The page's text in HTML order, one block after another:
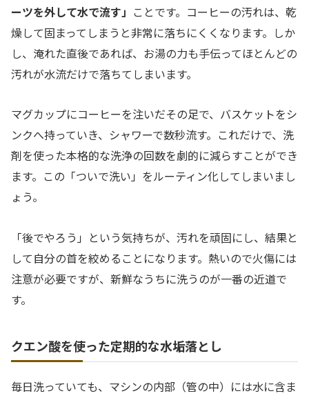
ーツを外して水で流す」 ことです。コーヒーの汚れは、乾
燥して固まってしまうと非常に落ちにくくなります。しか
し、淹れた直後であれば、お湯の力も手伝ってほとんどの
汚れが水流だけで落ちてしまいます。
マグカップにコーヒーを注いだその足で、バスケットをシ
ンクへ持っていき、シャワーで数秒流す。これだけで、洗
剤を使った本格的な洗浄の回数を劇的に減らすことができ
ます。この「ついで洗い」をルーティン化してしまいまし
ょう。
「後でやろう」という気持ちが、汚れを頑固にし、結果と
して自分の首を絞めることになります。熱いので火傷には
注意が必要ですが、新鮮なうちに洗うのが一番の近道で
す。
クエン酸を使った定期的な水垢落とし
毎日洗っていても、マシンの内部（管の中）には水に含ま